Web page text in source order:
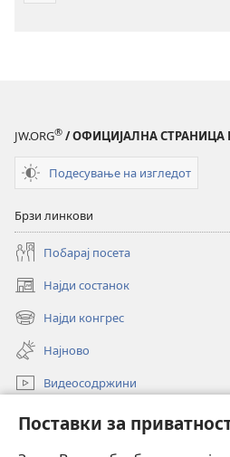
Поставки за
JW.ORG® / ОФИЦИЈАЛНА СТРАНИЦА
Подесување на изгледот
Брзи линкови
Побарај посета
Најди состанок
(opens
new
window)
Најди конгрес
(opens
new
window)
Најново
Видеосодржини